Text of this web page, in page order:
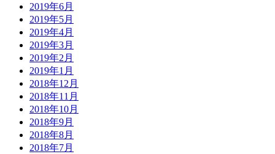
2019年6月
2019年5月
2019年4月
2019年3月
2019年2月
2019年1月
2018年12月
2018年11月
2018年10月
2018年9月
2018年8月
2018年7月